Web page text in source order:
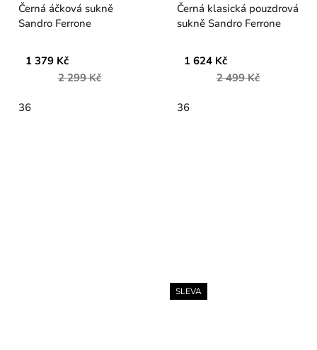
Černá áčková sukně
Sandro Ferrone
1 379 Kč
2 299 Kč
36
Černá klasická pouzdrová
sukně Sandro Ferrone
1 624 Kč
2 499 Kč
36
SLEVA